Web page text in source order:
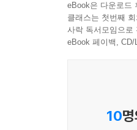
로부터 서서히
--- 「사랑과 압
‘응답하는 능력
고도로 발달한
SNS로 교류한
청년들에게 관
관계라는 기회
eBook은 다운로드
클래스는 첫번째
사락 독서모임으로
eBook 페이백,
10